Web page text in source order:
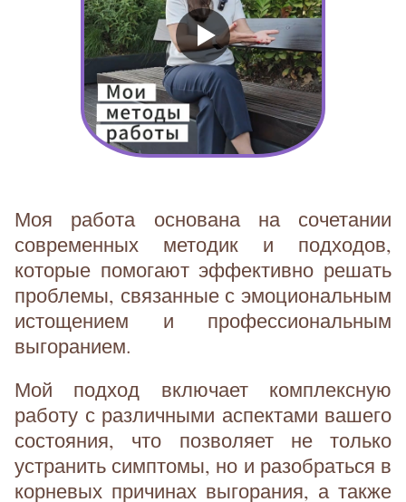
Моя работа основана на сочетании
современных методик и подходов,
которые помогают эффективно решать
проблемы, связанные с эмоциональным
истощением и профессиональным
выгоранием.
Мой подход включает комплексную
работу с различными аспектами вашего
состояния, что позволяет не только
устранить симптомы, но и разобраться в
корневых причинах выгорания, а также